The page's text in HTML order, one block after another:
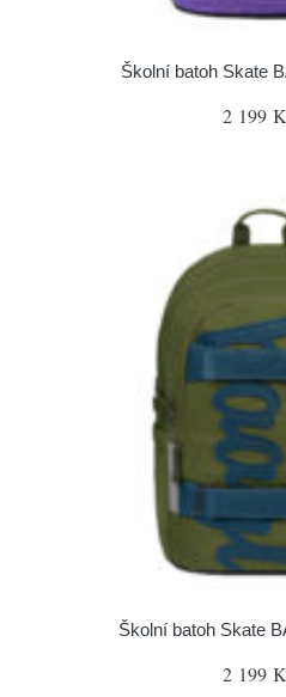
Školní batoh Skate
2 199
Školní batoh Skate
2 199